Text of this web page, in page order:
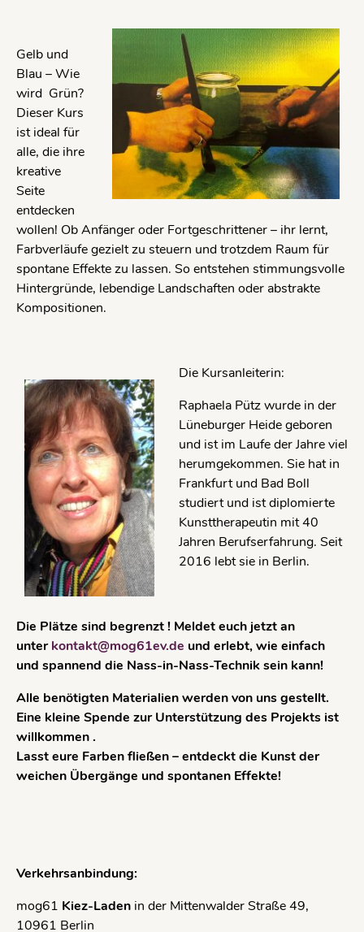
Gelb und
Blau – Wie
wird Grün?
Dieser Kurs
ist ideal für
alle, die ihre
kreative
Seite
entdecken
wollen! Ob Anfänger oder Fortgeschrittener – ihr lernt,
Farbverläufe gezielt zu steuern und trotzdem Raum für
spontane Effekte zu lassen. So entstehen stimmungsvolle
Hintergründe, lebendige Landschaften oder abstrakte
Kompositionen.
Die Kursanleiterin:
Raphaela Pütz wurde in der
Lüneburger Heide geboren
und ist im Laufe der Jahre viel
herumgekommen. Sie hat in
Frankfurt und Bad Boll
studiert und ist diplomierte
Kunsttherapeutin mit 40
Jahren Berufserfahrung. Seit
2016 lebt sie in Berlin.
Die Plätze sind begrenzt ! Meldet euch jetzt an
unter kontakt@mog61ev.de und erlebt, wie einfach
und spannend die Nass-in-Nass-Technik sein kann!
Alle benötigten Materialien werden von uns gestellt.
Eine kleine Spende zur Unterstützung des Projekts ist
willkommen .
Lasst eure Farben fließen – entdeckt die Kunst der
weichen Übergänge und spontanen Effekte!
Verkehrsanbindung:
mog61 Kiez-Laden in der Mittenwalder Straße 49,
10961 Berlin